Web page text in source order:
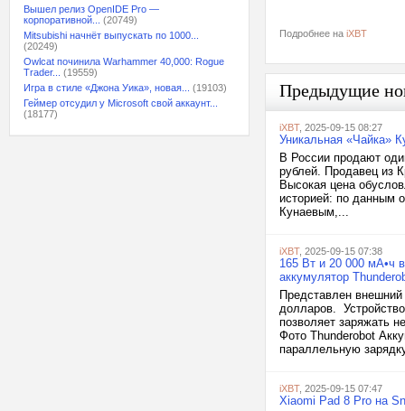
Вышел релиз OpenIDE Pro —
корпоративной...
(20749)
Mitsubishi начнёт выпускать по 1000...
(20249)
Owlcat починила Warhammer 40,000: Rogue
Trader...
(19559)
Игра в стиле «Джона Уика», новая...
(19103)
Геймер отсудил у Microsoft свой аккаунт...
(18177)
Подробнее на iXBT
Предыдущие
iXBT, 2025-09-15 08:27
Уникальная «Чайка»
В России продают
рублей. Продавец из
Высокая цена
историей: по данным
Кунаевым,...
iXBT, 2025-09-15 07:38
165 Вт и 20 000 мА•ч
аккумулятор
Представлен
долларов.
позволяет заряжать
Фото Thunderobot
параллельную
iXBT, 2025-09-15 07:47
Xiaomi Pad 8 Pro на